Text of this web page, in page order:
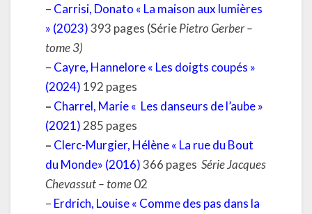
– Carrisi, Donato « La maison aux lumières
» (2023)393 pages (SériePietro Gerber –
tome 3)
– Cayre, Hannelore « Les doigts coupés »
(2024) 192 pages
– Charrel, Marie « Les danseurs de l’aube »
(2021) 285 pages
– Clerc-Murgier, Hélène « La rue du Bout
du Monde» (2016)366 pages Série Jacques
Chevassut – tome02
– Erdrich, Louise « Comme des pas dans la